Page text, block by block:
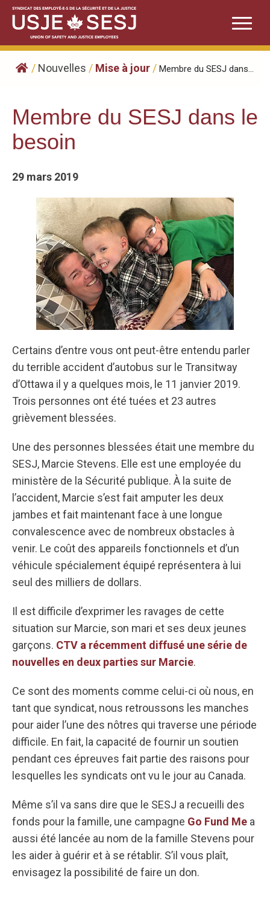
Skip
content
/ Nouvelles / Mise à jour / Membre du SESJ dans...
Membre du SESJ dans le
besoin
29 mars 2019
Certains d’entre vous ont peut-être entendu parler
du terrible accident d’autobus sur le Transitway
d’Ottawa il y a quelques mois, le 11 janvier 2019.
Trois personnes ont été tuées et 23 autres
grièvement blessées.
Une des personnes blessées était une membre du
SESJ, Marcie Stevens. Elle est une employée du
ministère de la Sécurité publique. À la suite de
l’accident, Marcie s’est fait amputer les deux
jambes et fait maintenant face à une longue
convalescence avec de nombreux obstacles à
venir. Le coût des appareils fonctionnels et d’un
véhicule spécialement équipé représentera à lui
seul des milliers de dollars.
Il est difficile d’exprimer les ravages de cette
situation sur Marcie, son mari et ses deux jeunes
garçons. CTV a récemment diffusé une série de
nouvelles en deux parties sur Marcie.
Ce sont des moments comme celui-ci où nous, en
tant que syndicat, nous retroussons les manches
pour aider l’une des nôtres qui traverse une période
difficile. En fait, la capacité de fournir un soutien
pendant ces épreuves fait partie des raisons pour
lesquelles les syndicats ont vu le jour au Canada.
Même s’il va sans dire que le SESJ a recueilli des
fonds pour la famille, une campagne Go Fund Me a
aussi été lancée au nom de la famille Stevens pour
les aider à guérir et à se rétablir. S’il vous plaît,
envisagez la possibilité de faire un don.